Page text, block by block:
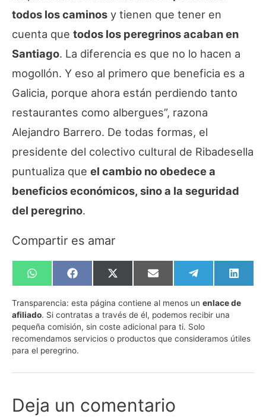
todos los caminos y tienen que tener en
cuenta que todos los peregrinos acaban en
Santiago. La diferencia es que no lo hacen a
mogollón. Y eso al primero que beneficia es a
Galicia, porque ahora están perdiendo tanto
restaurantes como albergues”, razona
Alejandro Barrero. De todas formas, el
presidente del colectivo cultural de Ribadesella
puntualiza que el cambio no obedece a
beneficios económicos, sino a la seguridad
del peregrino.
Compartir es amar
Compartir
en
WhatsApp
Compartir
en
Facebook
Compartir
en
X
(Twitter)
Compartir
en
Email
Compartir
en
Telegram
en
Transparencia: esta página contiene al menos un enlace de
afiliado. Si contratas a través de él, podemos recibir una
pequeña comisión, sin coste adicional para ti. Solo
recomendamos servicios o productos que consideramos útiles
para el peregrino.
Deja un comentario